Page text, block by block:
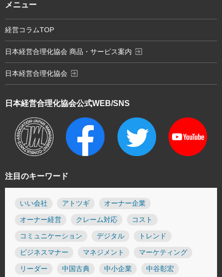
注目のキーワード
いい会社 アトツギ オーナー企業
オーナー経営 クレーム対応 コスト
コミュニケーション デジタル トレンド
ビジネスマナー マネジメント マーケティング
リーダー 中国古典 中小企業 中谷彰宏
日本経営合理化協会公式WEB/SNS
メニュー
経営コラムTOP
日本経営合理化協会 商品・サービス案内 exit_to_app
日本経営合理化協会 exit_to_app